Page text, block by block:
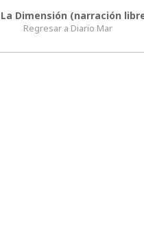
La Dimensión (narración
Regresar a Diario Mar